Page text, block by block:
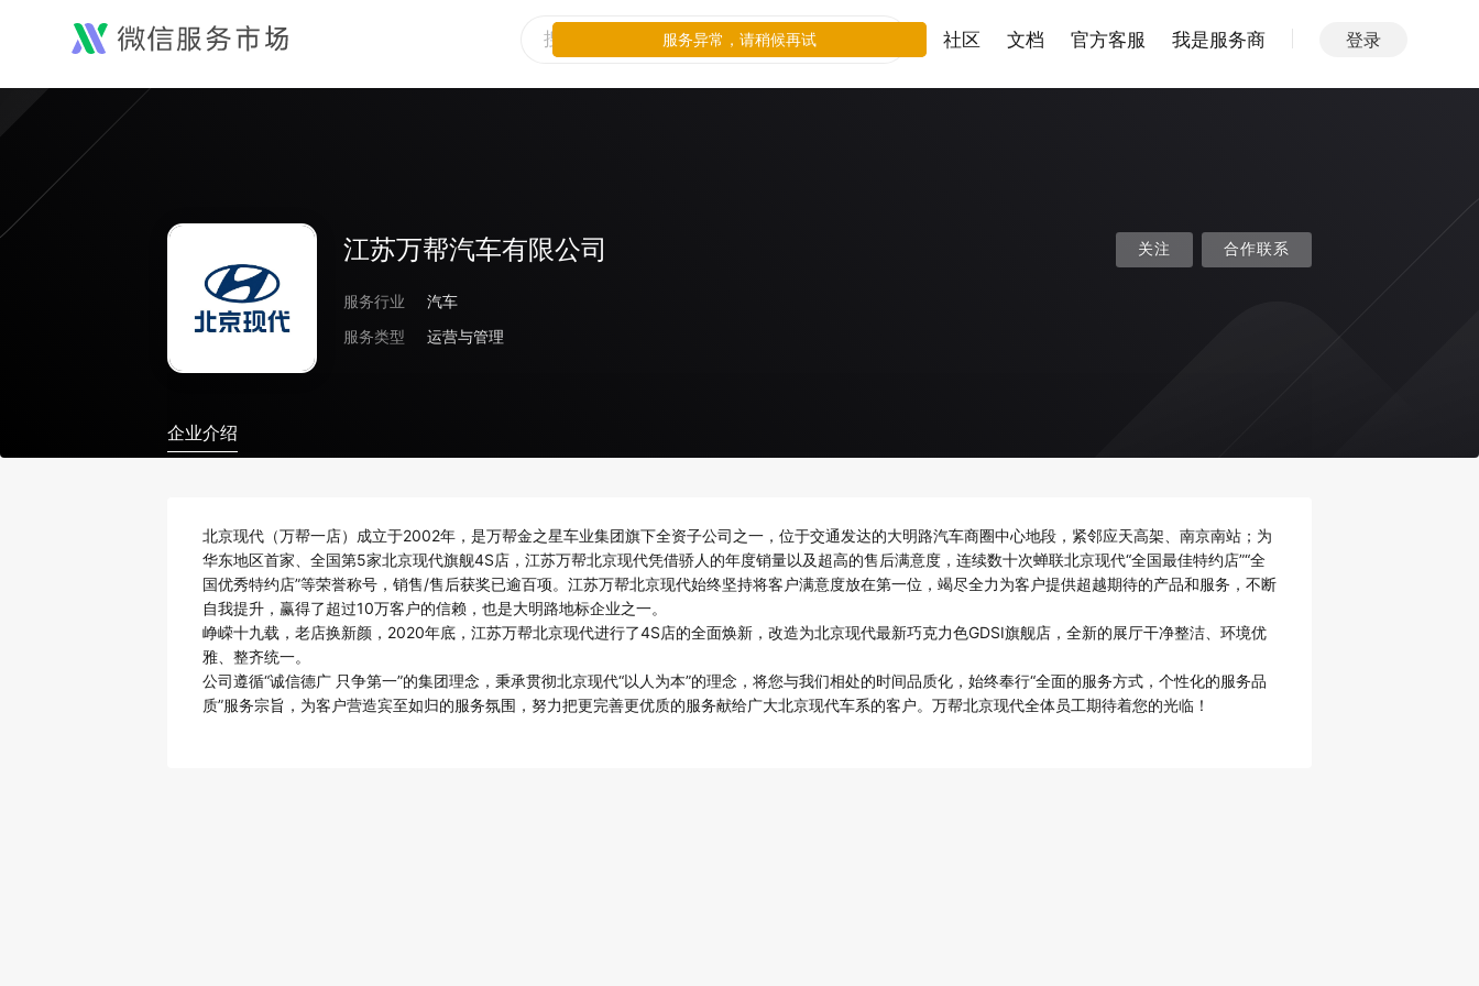
社区 文档 官方客服 我是服务商 登录
江苏万帮汽车有限公司
服务行业
汽车
服务类型
运营与管理
关注 合作联系
企业介绍
北京现代（万帮一店）成立于2002年，是万帮金之星车业集团旗下全资子公司之一，位于交通发达的大明路汽车商圈中心地段，紧邻应天高架、南京南站；为
华东地区首家、全国第5家北京现代旗舰4S店，江苏万帮北京现代凭借骄人的年度销量以及超高的售后满意度，连续数十次蝉联北京现代“全国最佳特约店”“全
国优秀特约店”等荣誉称号，销售/售后获奖已逾百项。江苏万帮北京现代始终坚持将客户满意度放在第一位，竭尽全力为客户提供超越期待的产品和服务，不断
自我提升，赢得了超过10万客户的信赖，也是大明路地标企业之一。
峥嵘十九载，老店换新颜，2020年底，江苏万帮北京现代进行了4S店的全面焕新，改造为北京现代最新巧克力色GDSI旗舰店，全新的展厅干净整洁、环境优
雅、整齐统一。
公司遵循“诚信德广 只争第一”的集团理念，秉承贯彻北京现代“以人为本”的理念，将您与我们相处的时间品质化，始终奉行“全面的服务方式，个性化的服务品
质”服务宗旨，为客户营造宾至如归的服务氛围，努力把更完善更优质的服务献给广大北京现代车系的客户。万帮北京现代全体员工期待着您的光临！
服务异常，请稍候再试